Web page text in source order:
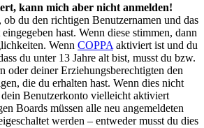
kann mich aber nicht anmelden!
ob du den richtigen Benutzernamen und das
hast. Wenn diese stimmen, dann
Wenn COPPA aktiviert ist und du
du unter 13 Jahre alt bist, musst du bzw.
oder deiner Erziehungsberechtigten den
die du erhalten hast. Wenn dies nicht
Benutzerkonto vielleicht aktiviert
Boards müssen alle neu angemeldeten
werden – entweder musst du dies